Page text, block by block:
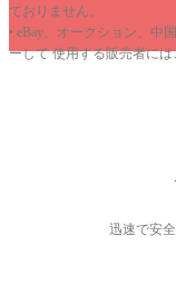
ておりません。
• eBay、オークション、中
ーして 使用する販売者に
迅速で安